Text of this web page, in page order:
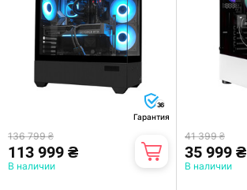
36
Гарантия
136 799 ₴
113 999 ₴
В наличии
41 399 ₴
35 999 ₴
В наличии